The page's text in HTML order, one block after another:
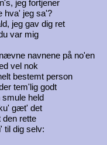
jeg fortjener
hva' jeg sa'?
jeg gav dig ret
var mig
navnene på no'en
vel nok
bestemt person
tem'lig godt
held
gæt' det
den rette
til dig selv: